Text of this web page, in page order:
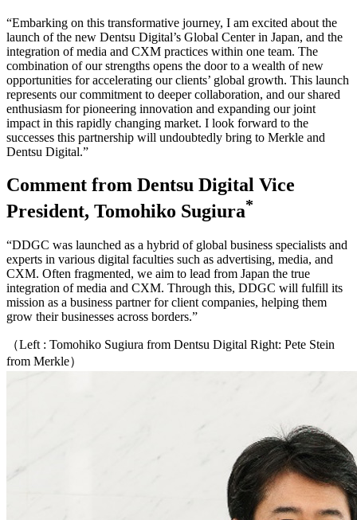
“Embarking on this transformative journey, I am excited about the
launch of the new Dentsu Digital’s Global Center in Japan, and the
integration of media and CXM practices within one team. The
combination of our strengths opens the door to a wealth of new
opportunities for accelerating our clients’ global growth. This launch
represents our commitment to deeper collaboration, and our shared
enthusiasm for pioneering innovation and expanding our joint
impact in this rapidly changing market. I look forward to the
successes this partnership will undoubtedly bring to Merkle and
Dentsu Digital.”
Comment from Dentsu Digital Vice
President, Tomohiko Sugiura*
“DDGC was launched as a hybrid of global business specialists and
experts in various digital faculties such as advertising, media, and
CXM. Often fragmented, we aim to lead from Japan the true
integration of media and CXM. Through this, DDGC will fulfill its
mission as a business partner for client companies, helping them
grow their businesses across borders.”
（Left : Tomohiko Sugiura from Dentsu Digital Right: Pete Stein
from Merkle）